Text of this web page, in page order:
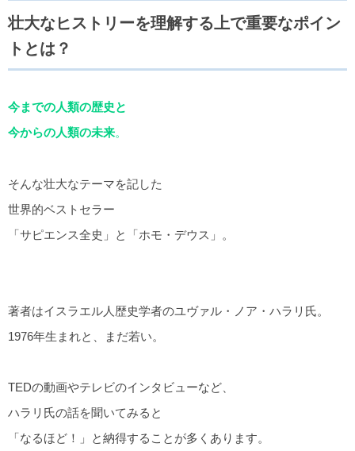
壮大なヒストリーを理解する上で重要なポイン
トとは？
今までの人類の歴史と
今からの人類の未来。
そんな壮大なテーマを記した
世界的ベストセラー
「サピエンス全史」と「ホモ・デウス」。
著者はイスラエル人歴史学者のユヴァル・ノア・ハラリ氏。
1976年生まれと、まだ若い。
TEDの動画やテレビのインタビューなど、
ハラリ氏の話を聞いてみると
「なるほど！」と納得することが多くあります。